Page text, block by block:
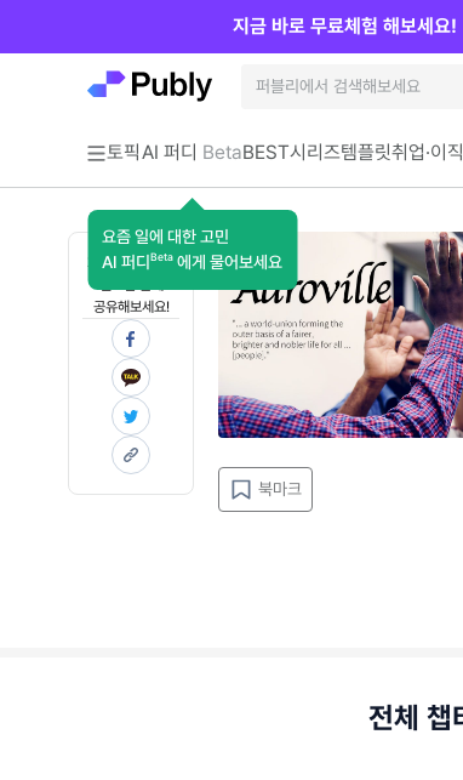
토픽AI 퍼디 Beta
요즘 일에 대한 고민
AI 퍼디 Beta 에게 물어보세요
BEST시리즈템플릿취업·이
지금 바로 무료체험 해보세요!
지금 인사이트가
공유해보세요!
북마크
전체 챕